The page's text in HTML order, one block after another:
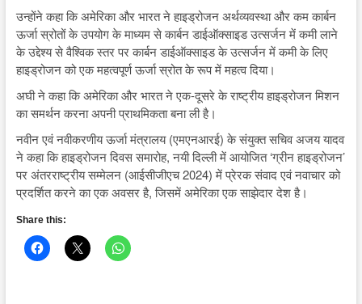
उन्होंने कहा कि अमेरिका और भारत ने हाइड्रोजन अर्थव्यवस्था और कम कार्बन
ऊर्जा स्रोतों के उपयोग के माध्यम से कार्बन डाईऑक्साइड उत्सर्जन में कमी लाने
के उद्देश्य से वैश्विक स्तर पर कार्बन डाईऑक्साइड के उत्सर्जन में कमी के लिए
हाइड्रोजन को एक महत्वपूर्ण ऊर्जा स्रोत के रूप में महत्व दिया।
अघी ने कहा कि अमेरिका और भारत ने एक-दूसरे के राष्ट्रीय हाइड्रोजन मिशन
का समर्थन करना अपनी प्राथमिकता बना ली है।
नवीन एवं नवीकरणीय ऊर्जा मंत्रालय (एमएनआरई) के संयुक्त सचिव अजय यादव
ने कहा कि हाइड्रोजन दिवस समारोह, नयी दिल्ली में आयोजित ‘ग्रीन हाइड्रोजन’
पर अंतरराष्ट्रीय सम्मेलन (आईसीजीएच 2024) में प्रेरक संवाद एवं नवाचार को
प्रदर्शित करने का एक अवसर है, जिसमें अमेरिका एक साझेदार देश है।
Share this: